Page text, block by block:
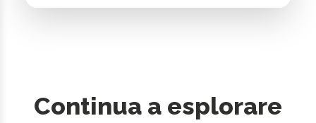
Continua a esplorare